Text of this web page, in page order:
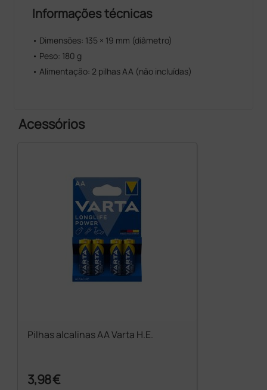
Informações técnicas
• Dimensões: 135 × 19 mm (diâmetro)
• Peso: 180 g
• Alimentação: 2 pilhas AA (não incluídas)
Acessórios
Pilhas alcalinas AA Varta H.E.
3,98 €